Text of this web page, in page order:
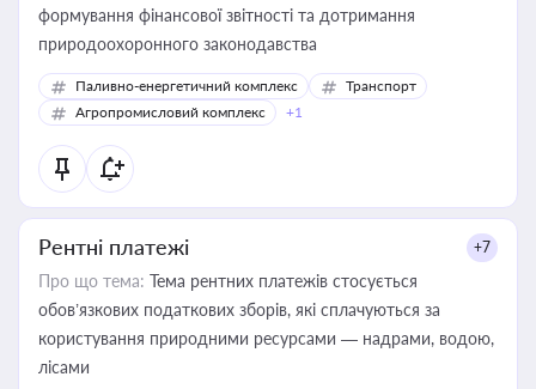
формування фінансової звітності та дотримання
природоохоронного законодавства
Паливно-енергетичний комплекс
Транспорт
Агропромисловий комплекс
+1
Рентні платежі +7
Про що тема: Тема рентних платежів стосується
обов’язкових податкових зборів, які сплачуються за
користування природними ресурсами — надрами, водою,
лісами